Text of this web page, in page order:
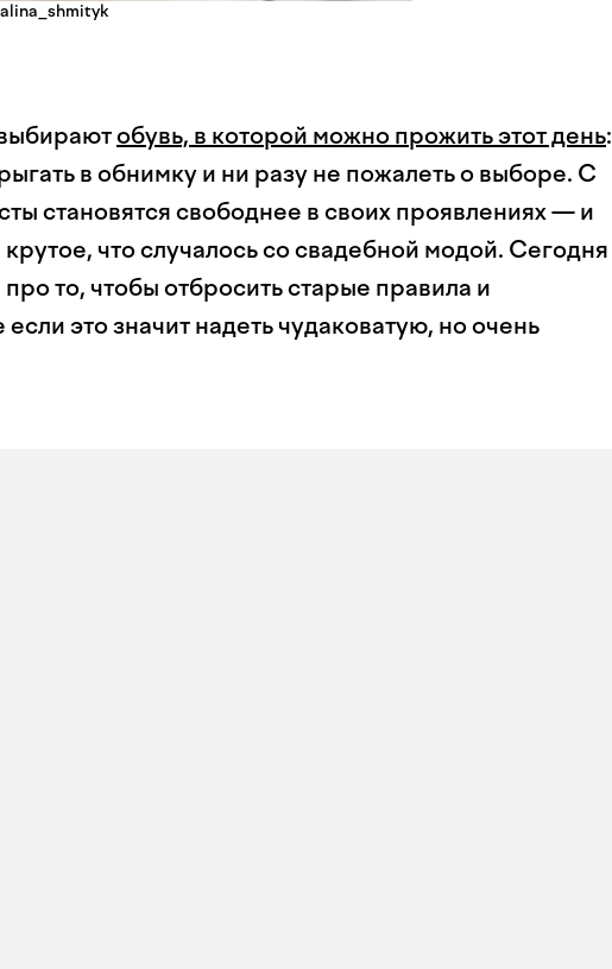
обувь, в которой можно прожить этот день:
в обнимку и ни разу не пожалеть о выборе. С
становятся свободнее в своих проявлениях — и
что случалось со свадебной модой. Сегодня
то, чтобы отбросить старые правила и
это значит надеть чудаковатую, но очень